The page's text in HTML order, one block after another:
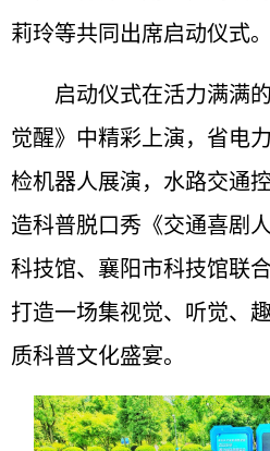
莉玲等共同出席启动仪式。
启动仪式在活力满满
觉醒》中精彩上演，省电
检机器人展演，水路交通
造科普脱口秀《交通喜剧
科技馆、襄阳市科技馆联
打造一场集视觉、听觉、
质科普文化盛宴。